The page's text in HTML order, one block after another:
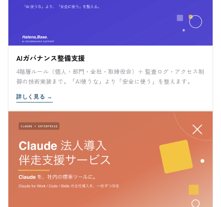
AIガバナンス整備支援
4階層ルール（個人・部門・全社・取締役会）＋ 監査ログ・アクセス制
御の技術実装まで。「AI使うな」より「安全に使う」を整えます。
詳しく見る →